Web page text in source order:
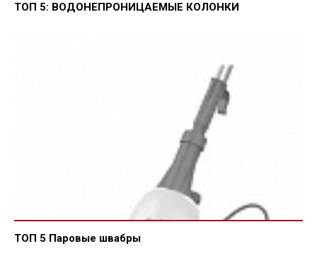
ТОП 5: ВОДОНЕПРОНИЦАЕМЫЕ КОЛОНКИ
ТОП 5 Паровые швабры